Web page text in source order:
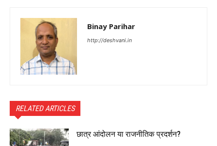
Binay Parihar
http://deshvani.in
RELATED ARTICLES
छात्र आंदोलन या राजनीतिक प्रदर्शन?